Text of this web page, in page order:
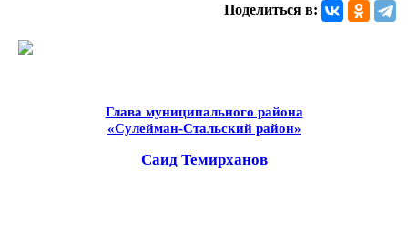
Поделиться в:
Глава муниципального района
«Сулейман-Стальский район»
Саид Темирханов